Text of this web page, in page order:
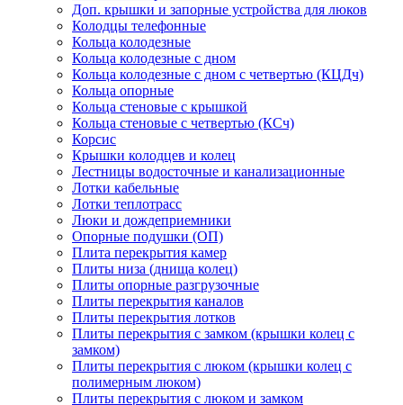
Доп. крышки и запорные устройства для люков
Колодцы телефонные
Кольца колодезные
Кольца колодезные с дном
Кольца колодезные с дном с четвертью (КЦДч)
Кольца опорные
Кольца стеновые с крышкой
Кольца стеновые с четвертью (КСч)
Корсис
Крышки колодцев и колец
Лестницы водосточные и канализационные
Лотки кабельные
Лотки теплотрасс
Люки и дождеприемники
Опорные подушки (ОП)
Плита перекрытия камер
Плиты низа (днища колец)
Плиты опорные разгрузочные
Плиты перекрытия каналов
Плиты перекрытия лотков
Плиты перекрытия с замком (крышки колец с
замком)
Плиты перекрытия с люком (крышки колец с
полимерным люком)
Плиты перекрытия с люком и замком